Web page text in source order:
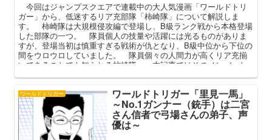
今回はジャンプスクエアで連載中の大人気漫画「ワールドトリ
ガー」から、低迷するリア充部隊「柿崎隊」について解説しま
す。 柿崎隊は大規模侵攻編で登場し、B級ランク戦から本格登場
した部隊の一つ。 隊員個人の技量や活躍には光るものがありま
すが、登場当初は慎重すぎる戦術が仇となり、B級中位から下位の
間をウロウロしていました。 隊員個々の人間力が高くリア充揃
いであることでも知られる柿崎隊。 本記事ではそのメンバーと
ワールドトリガー ワールドトリガー「里見一馬」
～No.1ガンナー（銃手）は二宮
さん信者で弓場さんの弟子、声
優は～